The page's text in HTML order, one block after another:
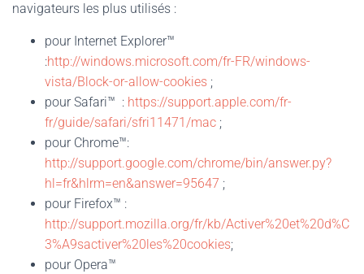
navigateurs les plus utilisés :
pour Internet Explorer™
:http://windows.microsoft.com/fr-FR/windows-
vista/Block-or-allow-cookies ;
pour Safari™ : https://support.apple.com/fr-
fr/guide/safari/sfri11471/mac ;
pour Chrome™:
http://support.google.com/chrome/bin/answer.py?
hl=fr&hlrm=en&answer=95647 ;
pour Firefox™ :
http://support.mozilla.org/fr/kb/Activer%20et%20d%C
3%A9sactiver%20les%20cookies;
pour Opera™